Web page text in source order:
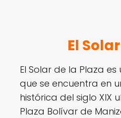
El
El Solar de la Plaza
que se encuentra en
histórica del siglo XIX
Plaza Bolívar de